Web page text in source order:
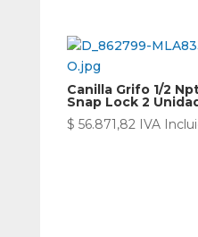
Canilla Grifo 1/2
Snap Lock 2
$ 56.871,82 IVA